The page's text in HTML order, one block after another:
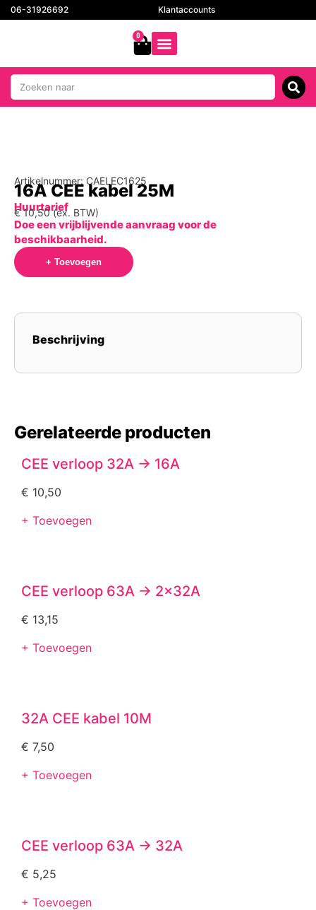
06-31926692 Klantaccounts
0
Artikelnummer: CAELEC1625
16A CEE kabel 25M
Huurtarief
€10,50(ex. BTW)
Doe een vrijblijvende aanvraag voor de
beschikbaarheid.
+ Toevoegen
Beschrijving
Gerelateerde producten
CEE verloop 32A -> 16A
€ 10,50
+ Toevoegen
CEE verloop 63A -> 2x32A
€ 13,15
+ Toevoegen
32A CEE kabel 10M
€ 7,50
+ Toevoegen
CEE verloop 63A -> 32A
€ 5,25
+ Toevoegen